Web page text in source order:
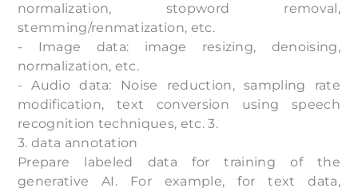
normalization, stopword removal,
stemming/renmatization, etc.
- Image data: image resizing, denoising,
normalization, etc.
- Audio data: Noise reduction, sampling rate
modification, text conversion using speech
recognition techniques, etc. 3.
3. data annotation
Prepare labeled data for training of the
generative AI. For example, for text data,